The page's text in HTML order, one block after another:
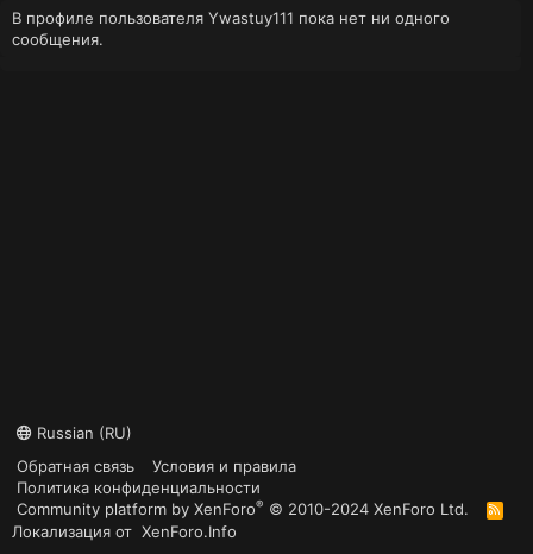
В профиле пользователя Ywastuy111 пока нет ни одного
сообщения.
Russian (RU)
Обратная связь
Условия и правила
Политика конфиденциальности
Community platform by XenForo® © 2010-2024 XenForo Ltd.
R
S
Локализация от XenForo.Info